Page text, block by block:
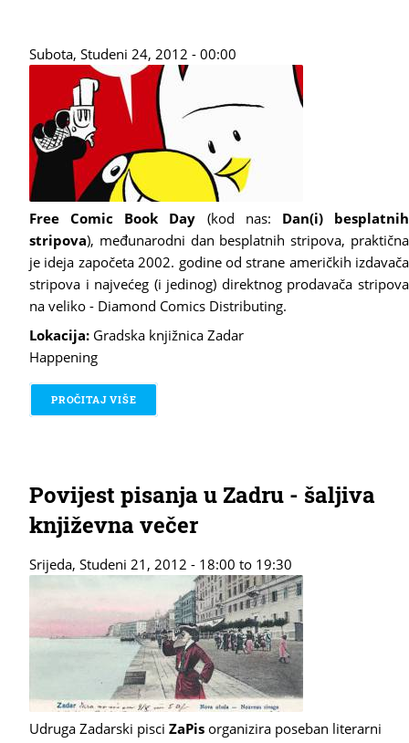
Subota, Studeni 24, 2012 - 00:00
Free Comic Book Day (kod nas: Dan(i) besplatnih
stripova), međunarodni dan besplatnih stripova, praktična
je ideja započeta 2002. godine od strane američkih izdavača
stripova i najvećeg (i jedinog) direktnog prodavača stripova
na veliko - Diamond Comics Distributing.
Lokacija: Gradska knjižnica Zadar
Happening
PROČITAJ VIŠE
Povijest pisanja u Zadru - šaljiva
književna večer
Srijeda, Studeni 21, 2012 - 18:00 to 19:30
Udruga Zadarski pisci ZaPis organizira poseban literarni